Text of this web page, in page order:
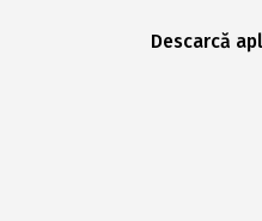
Descarcă